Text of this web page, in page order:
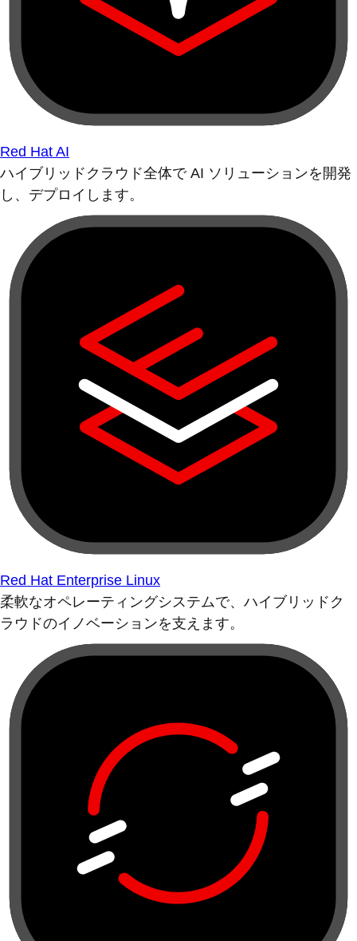
Red Hat AI
ハイブリッドクラウド全体で AI ソリューションを開発
し、デプロイします。
Red Hat Enterprise Linux
柔軟なオペレーティングシステムで、ハイブリッドク
ラウドのイノベーションを支えます。